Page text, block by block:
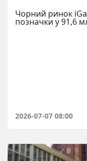
Чорний ринок
позначки у 91,6
2026-07-07 08:00